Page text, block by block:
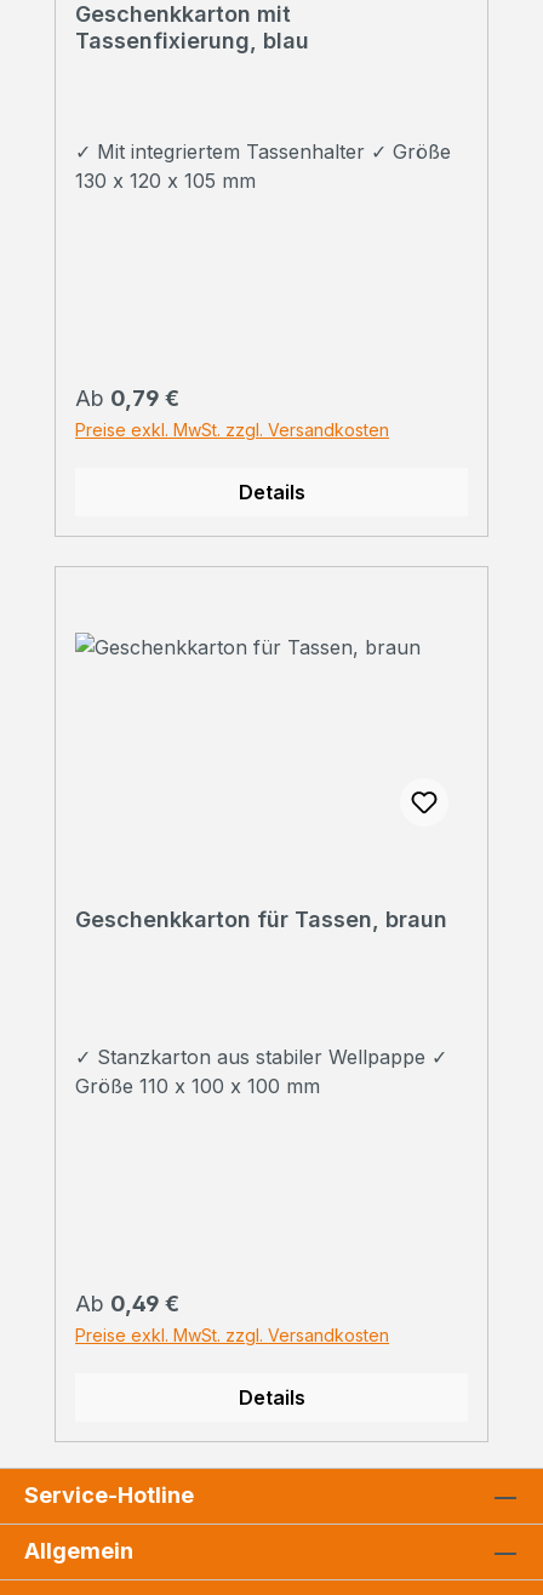
Geschenkkarton mit
Tassenfixierung, blau
✓ Mit integriertem Tassenhalter ✓ Größe
130 x 120 x 105 mm
Regulärer Preis:
Ab 0,79 €
Preise exkl. MwSt. zzgl. Versandkosten
Details
Geschenkkarton für Tassen, braun
✓ Stanzkarton aus stabiler Wellpappe ✓
Größe 110 x 100 x 100 mm
Regulärer Preis:
Ab 0,49 €
Preise exkl. MwSt. zzgl. Versandkosten
Details
Service-Hotline
Allgemein